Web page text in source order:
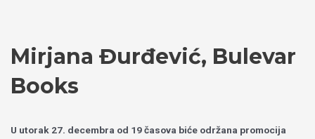
Mirjana Đurđević, Bulevar
Books
U utorak 27. decembra od 19 časova biće održana promocija